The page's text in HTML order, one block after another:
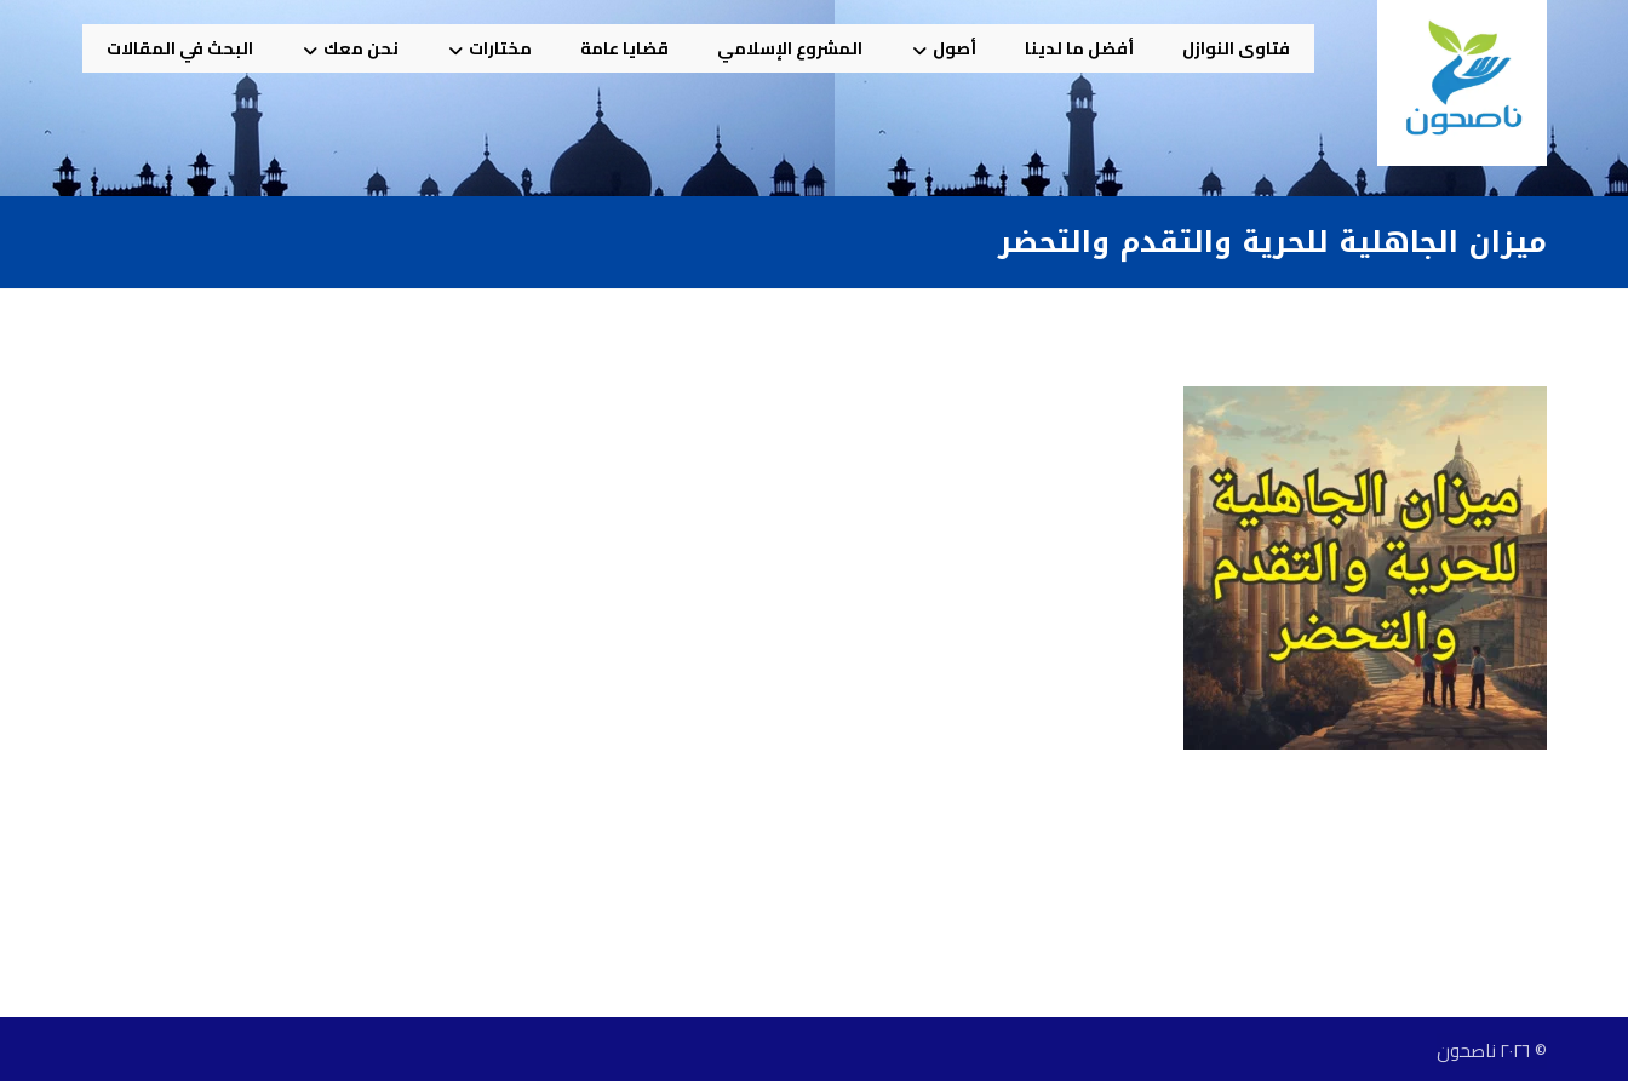
فتاوى النوازل أفضل ما لدينا أصول المشروع الإسلامي قضايا عامة مختارات نحن معك البحث في المقالات
ميزان الجاهلية للحرية والتقدم والتحضر
© ٢٠٢٦ ناصحون